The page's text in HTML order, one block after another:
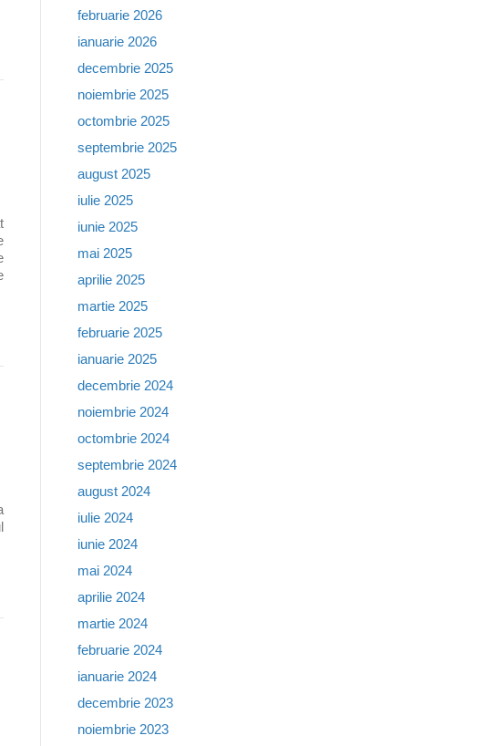
februarie 2026
ianuarie 2026
decembrie 2025
noiembrie 2025
octombrie 2025
septembrie 2025
august 2025
iulie 2025
iunie 2025
mai 2025
aprilie 2025
martie 2025
februarie 2025
ianuarie 2025
decembrie 2024
noiembrie 2024
octombrie 2024
septembrie 2024
august 2024
iulie 2024
iunie 2024
mai 2024
aprilie 2024
martie 2024
februarie 2024
ianuarie 2024
decembrie 2023
noiembrie 2023